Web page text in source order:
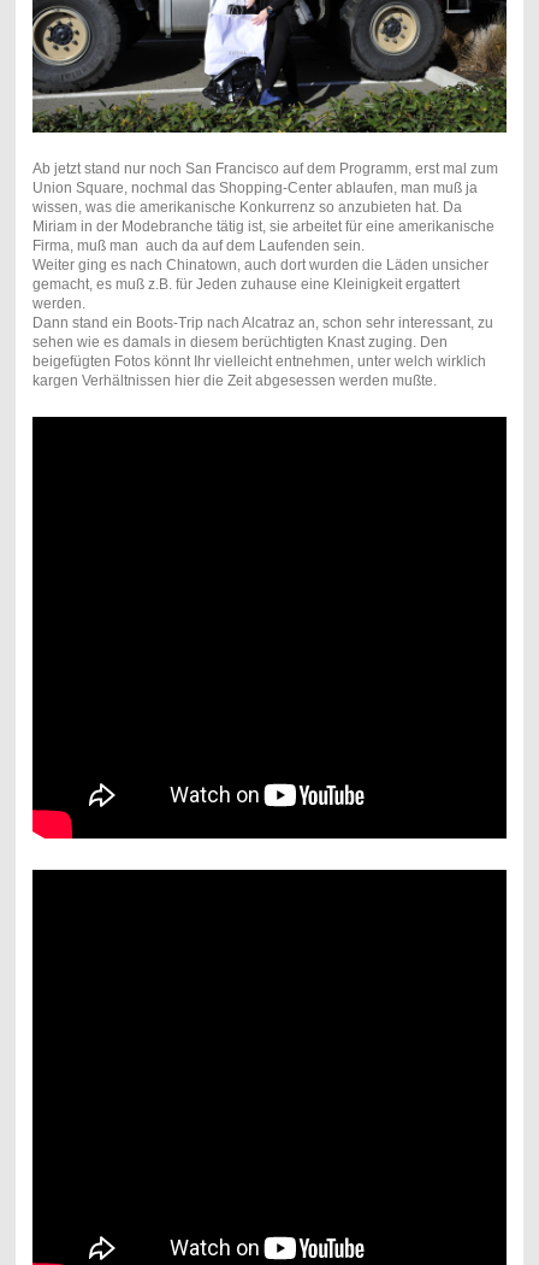
Ab jetzt stand nur noch San Francisco auf dem Programm, erst mal zum
Union Square, nochmal das Shopping-Center ablaufen, man muß ja
wissen, was die amerikanische Konkurrenz so anzubieten hat. Da
Miriam in der Modebranche tätig ist, sie arbeitet für eine amerikanische
Firma, muß man auch da auf dem Laufenden sein.
Weiter ging es nach Chinatown, auch dort wurden die Läden unsicher
gemacht, es muß z.B. für Jeden zuhause eine Kleinigkeit ergattert
werden.
Dann stand ein Boots-Trip nach Alcatraz an, schon sehr interessant, zu
sehen wie es damals in diesem berüchtigten Knast zuging. Den
beigefügten Fotos könnt Ihr vielleicht entnehmen, unter welch wirklich
kargen Verhältnissen hier die Zeit abgesessen werden mußte.